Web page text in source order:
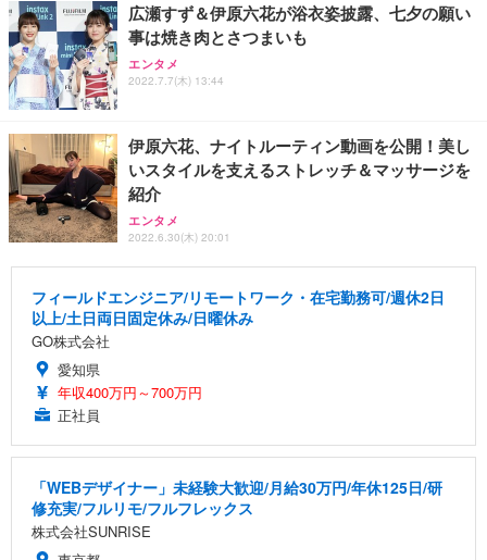
広瀬すず＆伊原六花が浴衣姿披露、七夕の願い
事は焼き肉とさつまいも
エンタメ
2022.7.7(木) 13:44
伊原六花、ナイトルーティン動画を公開！美し
いスタイルを支えるストレッチ＆マッサージを
紹介
エンタメ
2022.6.30(木) 20:01
フィールドエンジニア/リモートワーク・在宅勤務可/週休2日
以上/土日両日固定休み/日曜休み
GO株式会社
愛知県
年収400万円～700万円
正社員
「WEBデザイナー」未経験大歓迎/月給30万円/年休125日/研
修充実/フルリモ/フルフレックス
株式会社SUNRISE